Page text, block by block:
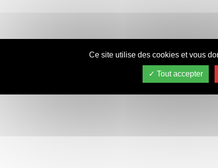
Ce site utilise des cookies et vous
Tout accepter